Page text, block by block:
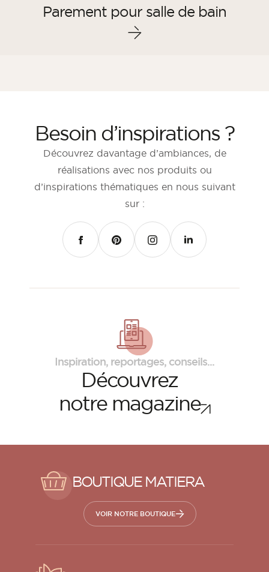
Parement pour salle de bain
Besoin d’inspirations ?
Découvrez davantage d’ambiances, de
réalisations avec nos produits ou
d’inspirations thématiques en nous suivant
sur :
FACEBOOKPINTERESTINSTAGRAMLINKEDIN
Inspiration, reportages, conseils...
Découvrez
notre magazine
BOUTIQUE MATIERA
VOIR NOTRE BOUTIQUE